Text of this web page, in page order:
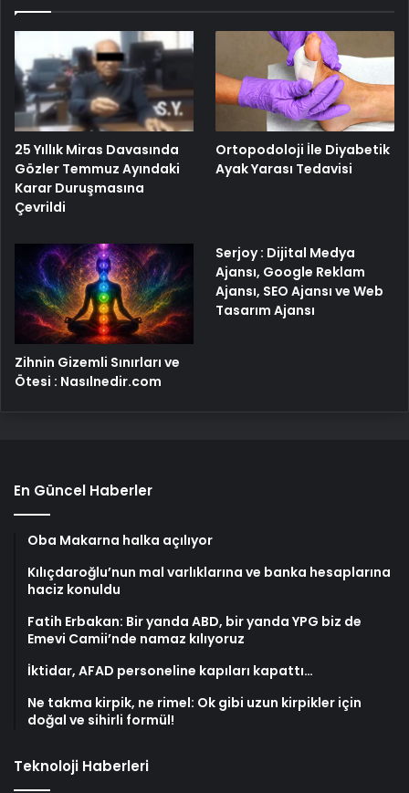
25 Yıllık Miras Davasında
Gözler Temmuz Ayındaki
Karar Duruşmasına
Çevrildi
Ortopodoloji İle Diyabetik
Ayak Yarası Tedavisi
Zihnin Gizemli Sınırları ve
Ötesi : Nasılnedir.com
Serjoy : Dijital Medya
Ajansı, Google Reklam
Ajansı, SEO Ajansı ve Web
Tasarım Ajansı
En Güncel Haberler
Oba Makarna halka açılıyor
Kılıçdaroğlu’nun mal varlıklarına ve banka hesaplarına
haciz konuldu
Fatih Erbakan: Bir yanda ABD, bir yanda YPG biz de
Emevi Camii’nde namaz kılıyoruz
İktidar, AFAD personeline kapıları kapattı…
Ne takma kirpik, ne rimel: Ok gibi uzun kirpikler için
doğal ve sihirli formül!
Teknoloji Haberleri